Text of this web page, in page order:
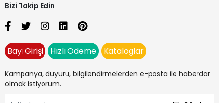
Bizi Takip Edin
Bayi Girişi Hızlı Ödeme Kataloglar
Kampanya, duyuru, bilgilendirmelerden e-posta ile haberdar
olmak istiyorum.